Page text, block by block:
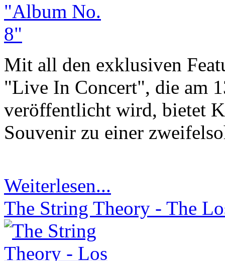
Mit all den exklusiven
"Live In Concert", die am
veröffentlicht wird, bietet
Souvenir zu einer
Weiterlesen...
The String Theory - The